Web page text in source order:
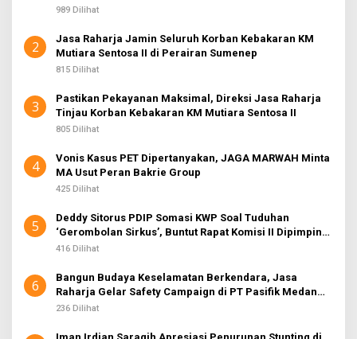
989 Dilihat
2
Jasa Raharja Jamin Seluruh Korban Kebakaran KM
Mutiara Sentosa II di Perairan Sumenep
815 Dilihat
3
Pastikan Pekayanan Maksimal, Direksi Jasa Raharja
Tinjau Korban Kebakaran KM Mutiara Sentosa II
805 Dilihat
4
Vonis Kasus PET Dipertanyakan, JAGA MARWAH Minta
MA Usut Peran Bakrie Group
425 Dilihat
5
Deddy Sitorus PDIP Somasi KWP Soal Tuduhan
‘Gerombolan Sirkus’, Buntut Rapat Komisi II Dipimpin
Sufmi Dasco Ahmad
416 Dilihat
6
Bangun Budaya Keselamatan Berkendara, Jasa
Raharja Gelar Safety Campaign di PT Pasifik Medan
Industri
236 Dilihat